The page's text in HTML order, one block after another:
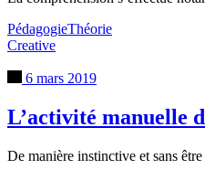
PédagogieThéorie
Creative
6 mars 2019
L’activité manuelle
De manière instinctive et sans